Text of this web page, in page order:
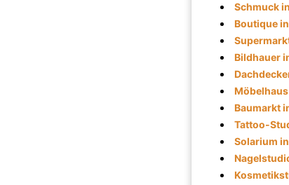
Schmuck
Boutique
Bildhauer
Baumarkt
Tattoo-
Solarium